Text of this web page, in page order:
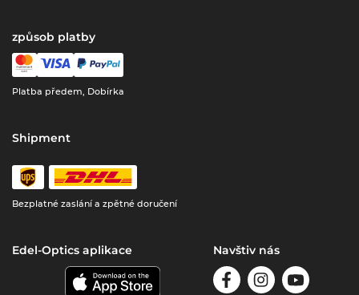
způsob platby
Platba předem, Dobírka
Shipment
Bezplatné zaslání a zpětné doručení
Edel-Optics aplikace Navštiv nás